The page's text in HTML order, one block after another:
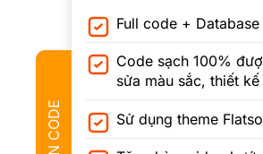
Full code +
Code sạch 100%
sửa màu sắc, thiết kế
Sử dụng theme